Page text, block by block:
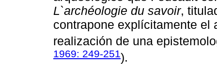
L`archéologie du savoir,
contrapone explícitamente el
realización de una
1969: 249-251).